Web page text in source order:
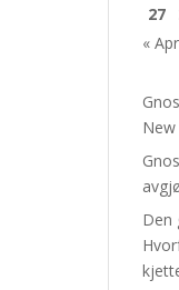
27
« Apr
Den